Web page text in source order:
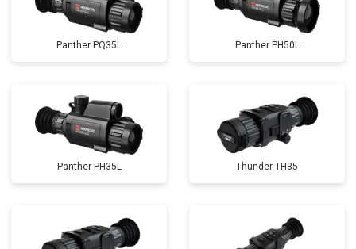
Panther PQ35L Panther PH50L
Panther PH35L Thunder TH35